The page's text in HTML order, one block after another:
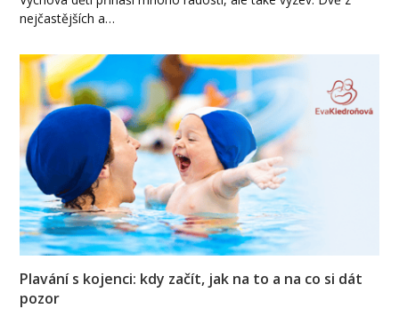
nejčastějších a…
Plavání s kojenci: kdy začít, jak na to a na co si dát
pozor